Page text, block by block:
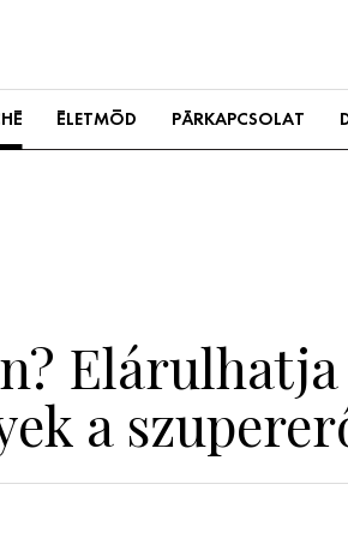
ÉLETMÓD PÁRKAPCSOLAT
a